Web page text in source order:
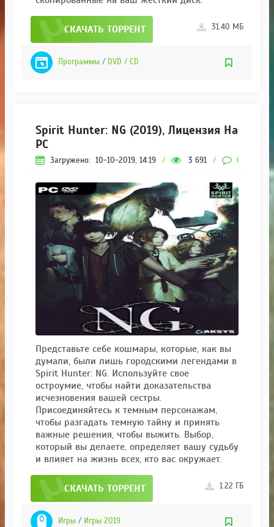
СКАЧАТЬ ТОРРЕНТ 31.40 МБ
Программы / DVD / CD
Spirit Hunter: NG (2019), Лицензия На
PC
Загружено: 10-10-2019, 14:19 / 3 691 / 0
Представьте себе кошмары, которые, как вы
думали, были лишь городскими легендами в
Spirit Hunter: NG. Используйте свое
остроумие, чтобы найти доказательства
исчезновения вашей сестры.
Присоединяйтесь к темным персонажам,
чтобы разгадать темную тайну и принять
важные решения, чтобы выжить. Выбор,
который вы делаете, определяет вашу судьбу
и влияет на жизнь всех, кто вас окружает.
СКАЧАТЬ ТОРРЕНТ 1.22 ГБ
Игры / Игры 2019